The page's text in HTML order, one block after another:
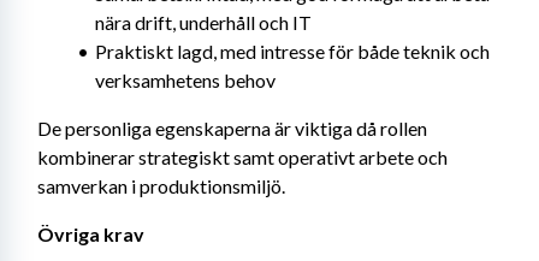
nära drift, underhåll och IT
Praktiskt lagd, med intresse för både teknik och
verksamhetens behov
De personliga egenskaperna är viktiga då rollen
kombinerar strategiskt samt operativt arbete och
samverkan i produktionsmiljö.
Övriga krav